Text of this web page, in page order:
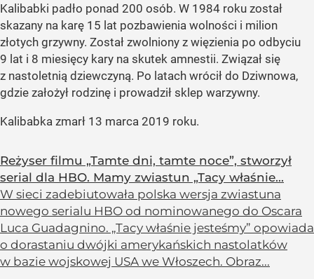
Kalibabki padło ponad 200 osób. W 1984 roku został
skazany na karę 15 lat pozbawienia wolności i milion
złotych grzywny. Został zwolniony z więzienia po odbyciu
9 lat i 8 miesięcy kary na skutek amnestii. Związał się
z nastoletnią dziewczyną. Po latach wrócił do Dziwnowa,
gdzie założył rodzinę i prowadził sklep warzywny.
Kalibabka zmarł 13 marca 2019 roku.
Reżyser filmu „Tamte dni, tamte noce”, stworzył
serial dla HBO. Mamy zwiastun „Tacy właśnie...
W sieci zadebiutowała polska wersja zwiastuna
nowego serialu HBO od nominowanego do Oscara
Luca Guadagnino. „Tacy właśnie jesteśmy” opowiada
o dorastaniu dwójki amerykańskich nastolatków
w bazie wojskowej USA we Włoszech. Obraz...